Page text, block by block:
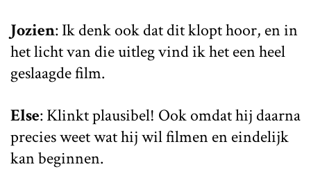
Jozien: Ik denk ook dat dit klopt hoor, en in
het licht van die uitleg vind ik het een heel
geslaagde film.
Else: Klinkt plausibel! Ook omdat hij daarna
precies weet wat hij wil filmen en eindelijk
kan beginnen.